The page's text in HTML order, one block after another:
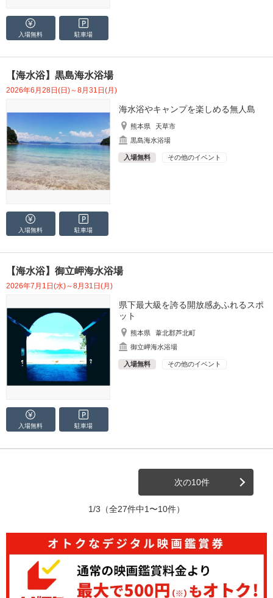
入場無料 駐車場
【海水浴】黒島海水浴場
2026年6月28日(日)～8月31日(月)
海水浴やキャンプを楽しめる無人島
熊本県
天草市
黒島海水浴場
入場無料 その他のイベント
入場無料 駐車場
【海水浴】御立岬海水浴場
2026年7月1日(水)～8月31日(月)
県下最大級を誇る開放感あふれるスポ
ット
熊本県
葦北郡芦北町
御立岬海水浴場
入場無料 その他のイベント
入場無料 駐車場
次の10件
1/3 （全27件中1〜10件）